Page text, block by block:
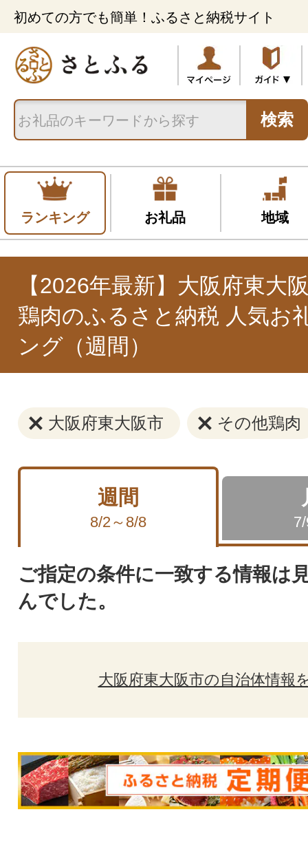
初めての方でも簡単！ふるさと納税サイト
検索
ランキング お礼品 地域
【2026年最新】大阪府東大
鶏肉のふるさと納税 人気お
ング（週間）
大阪府東大阪市 その他鶏肉
週間
8/2～8/8
ご指定の条件に一致する情報は
んでした。
大阪府東大阪市の自治体情報